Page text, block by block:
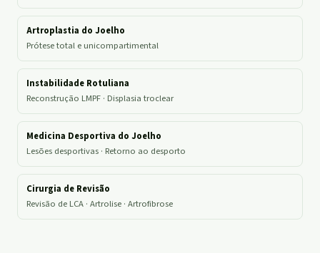
Artroplastia do Joelho
Prótese total e unicompartimental
Instabilidade Rotuliana
Reconstrução LMPF · Displasia troclear
Medicina Desportiva do Joelho
Lesões desportivas · Retorno ao desporto
Cirurgia de Revisão
Revisão de LCA · Artrolise · Artrofibrose